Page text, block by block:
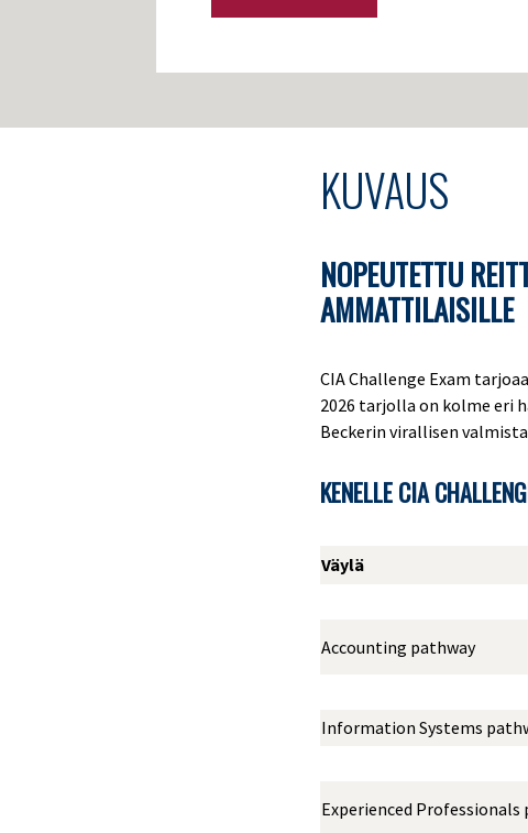
KUVAUS
NOPEUTETTU
AMMATTILAISILLE
CIA Challenge Exam
2026 tarjolla on kolme eri
Beckerin virallisen
KENELLE CIA
Väylä
Accounting pathway
Information Systems
Experienced